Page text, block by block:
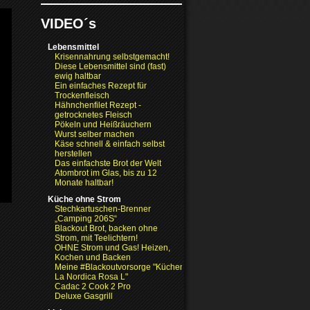
VIDEO´s
Lebensmittel
Krisennahrung selbstgemacht!
Diese Lebensmittel sind (fast)
ewig haltbar
Ein einfaches Rezept für
Trockenfleisch
Hähnchenfilet Rezept -
getrocknetes Fleisch
Pökeln und Heißräuchern
Wurst selber machen
Käse schnell & einfach selbst
herstellen
Das einfachste Brot der Welt
Atombrot im Glas, bis zu 12
Monate haltbar!
Küche ohne Strom
Stechkartuschen-Brenner
„Camping 206S“
Blackout Brot, backen ohne
Strom, mit Teelichtern!
OHNE Strom und Gas! Heizen,
Kochen und Backen
Meine #Blackoutvorsorge "Küchenofen
La Nordica Rosa L"
Cadac 2 Cook 2 Pro
Deluxe Gasgrill